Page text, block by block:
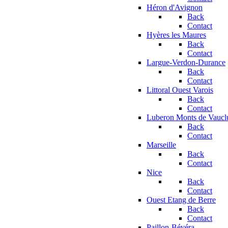
Héron d'Avignon
Back
Contact
Hyères les Maures
Back
Contact
Largue-Verdon-Durance
Back
Contact
Littoral Ouest Varois
Back
Contact
Luberon Monts de
Back
Contact
Marseille
Back
Contact
Nice
Back
Contact
Ouest Etang de Berre
Back
Contact